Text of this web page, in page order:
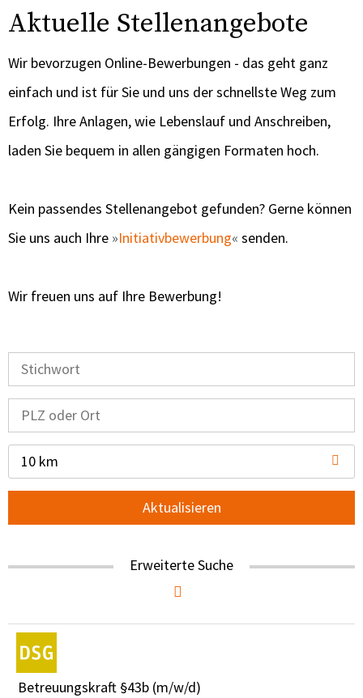
Aktuelle Stellenangebote
Wir bevorzugen Online-Bewerbungen - das geht ganz
einfach und ist für Sie und uns der schnellste Weg zum
Erfolg. Ihre Anlagen, wie Lebenslauf und Anschreiben,
laden Sie bequem in allen gängigen Formaten hoch.
Kein passendes Stellenangebot gefunden? Gerne können
Sie uns auch Ihre
Initiativbewerbung senden.
Wir freuen uns auf Ihre Bewerbung!
10 km
Aktualisieren
Erweiterte Suche
Betreuungskraft §43b (m/w/d)